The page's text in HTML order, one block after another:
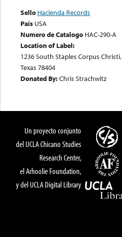
Sello Hacienda Records
País USA
Numero de Catalogo HAC-290-A
Location of Label:
1236 South Staples Corpus Christi,
Texas 78404
Donated By:Chris Strachwitz
Un proyecto conjunto
del UCLA Chicano Studies
Research Center,
el Arhoolie Foundation,
y del UCLA Digital Library